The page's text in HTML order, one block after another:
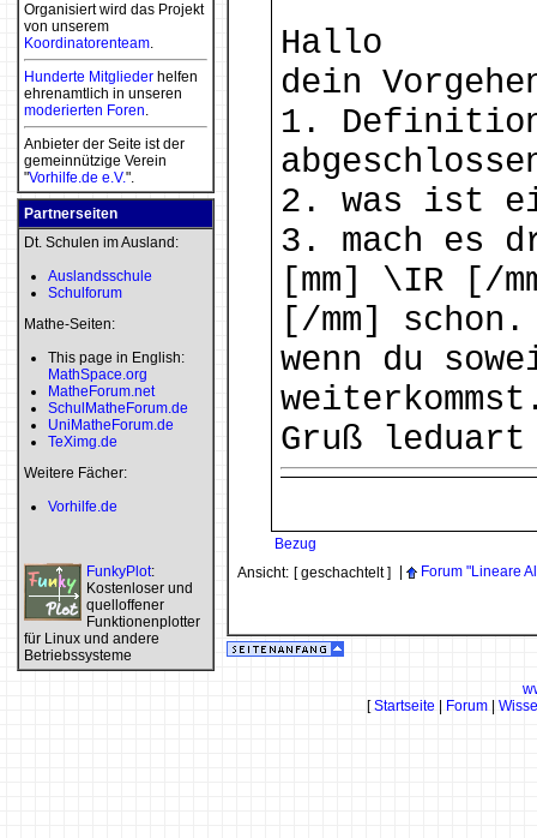
Organisiert wird das Projekt
von unserem
Koordinatorenteam.
Hunderte Mitglieder helfen
ehrenamtlich in unseren
moderierten Foren.
Anbieter der Seite ist der
gemeinnützige Verein
"Vorhilfe.de e.V.".
Partnerseiten
Dt. Schulen im Ausland:
Auslandsschule
Schulforum
Mathe-Seiten:
This page in English:
MathSpace.org
MatheForum.net
SchulMatheForum.de
UniMatheForum.de
TeXimg.de
Weitere Fächer:
Vorhilfe.de
FunkyPlot:
Kostenloser und
quelloffener
Funktionenplotter
für Linux und andere
Betriebssysteme
Hallo
dein
1.
2. was ist
3. mach es
[mm] \IR [/
[/mm] schon.
wenn du
Gruß leduart
Bezug
Ansicht: [ geschachtelt ] Forum "Lineare
[Startseite Forum